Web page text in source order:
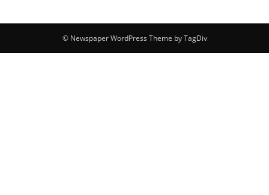
© Newspaper WordPress Theme by TagDiv